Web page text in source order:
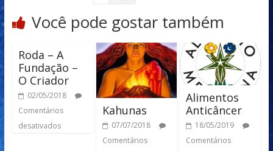
Você pode gostar também
Roda – A
Fundação –
O Criador
02/05/2018
Comentários
desativados
Kahunas
07/07/2018
Comentários
Alimentos
Anticâncer
18/05/2019
Comentários